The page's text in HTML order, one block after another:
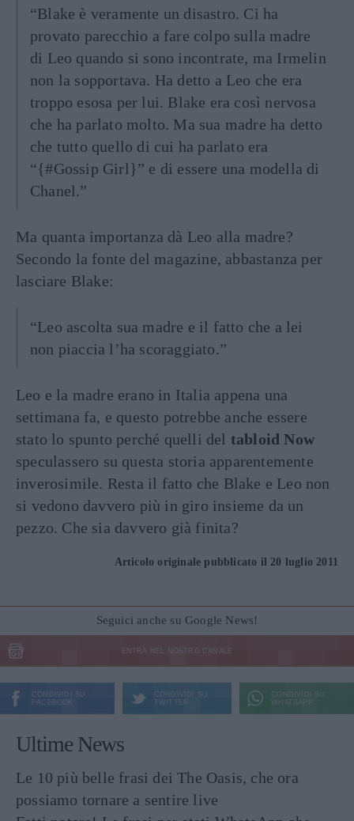
“Blake è veramente un disastro. Ci ha
provato parecchio a fare colpo sulla madre
di Leo quando si sono incontrate, ma Irmelin
non la sopportava. Ha detto a Leo che era
troppo esosa per lui. Blake era così nervosa
che ha parlato molto. Ma sua madre ha detto
che tutto quello di cui ha parlato era
“{#Gossip Girl}” e di essere una modella di
Chanel.”
Ma quanta importanza dà Leo alla madre?
Secondo la fonte del magazine, abbastanza per
lasciare Blake:
“Leo ascolta sua madre e il fatto che a lei
non piaccia l’ha scoraggiato.”
Leo e la madre erano in Italia appena una
settimana fa, e questo potrebbe anche essere
stato lo spunto perché quelli del tabloid Now
speculassero su questa storia apparentemente
inverosimile. Resta il fatto che Blake e Leo non
si vedono davvero più in giro insieme da un
pezzo. Che sia davvero già finita?
Articolo originale pubblicato il 20 luglio 2011
Seguici anche su Google News!
ENTRA NEL NOSTRO CANALE
CONDIVIDI SU
FACEBOOK
CONDIVIDI SU
TWITTER
CONDIVIDI SU
WHATSAPP
Ultime News
Le 10 più belle frasi dei The Oasis, che ora
possiamo tornare a sentire live